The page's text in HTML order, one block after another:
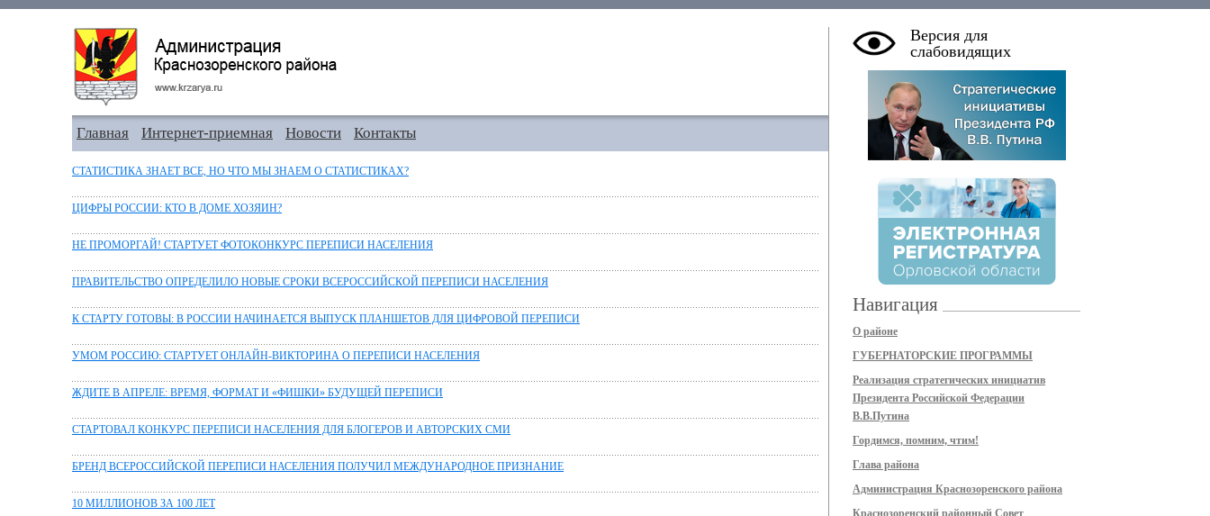
Главная Интернет-приемная Новости Контакты
СТАТИСТИКА ЗНАЕТ ВСЕ, НО ЧТО МЫ ЗНАЕМ О СТАТИСТИКАХ?
ЦИФРЫ РОССИИ: КТО В ДОМЕ ХОЗЯИН?
НЕ ПРОМОРГАЙ! СТАРТУЕТ ФОТОКОНКУРС ПЕРЕПИСИ НАСЕЛЕНИЯ
ПРАВИТЕЛЬСТВО ОПРЕДЕЛИЛО НОВЫЕ СРОКИ ВСЕРОССИЙСКОЙ ПЕРЕПИСИ НАСЕЛЕНИЯ
К СТАРТУ ГОТОВЫ: В РОССИИ НАЧИНАЕТСЯ ВЫПУСК ПЛАНШЕТОВ ДЛЯ ЦИФРОВОЙ ПЕРЕПИСИ
УМОМ РОССИЮ: СТАРТУЕТ ОНЛАЙН-ВИКТОРИНА О ПЕРЕПИСИ НАСЕЛЕНИЯ
ЖДИТЕ В АПРЕЛЕ: ВРЕМЯ, ФОРМАТ И «ФИШКИ» БУДУЩЕЙ ПЕРЕПИСИ
СТАРТОВАЛ КОНКУРС ПЕРЕПИСИ НАСЕЛЕНИЯ ДЛЯ БЛОГЕРОВ И АВТОРСКИХ СМИ
БРЕНД ВСЕРОССИЙСКОЙ ПЕРЕПИСИ НАСЕЛЕНИЯ ПОЛУЧИЛ МЕЖДУНАРОДНОЕ ПРИЗНАНИЕ
10 МИЛЛИОНОВ ЗА 100 ЛЕТ
Версия для
слабовидящих
Навигация
О районе
ГУБЕРНАТОРСКИЕ ПРОГРАММЫ
Реализация стратегических инициатив
Президента Российской Федерации
В.В.Путина
Гордимся, помним, чтим!
Глава района
Администрация Краснозоренского района
Краснозоренский районный Совет